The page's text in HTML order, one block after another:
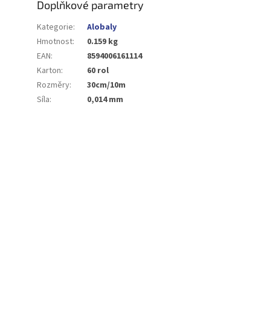
Doplňkové parametry
Kategorie:
Alobaly
Hmotnost:
0.159 kg
EAN:
8594006161114
Karton:
60 rol
Rozměry:
30cm/10m
Síla: 0,014 mm